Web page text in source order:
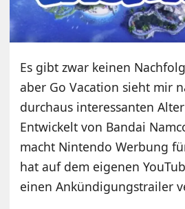
Es gibt zwar keinen
aber Go Vacation sieht mir
durchaus interessanten
Entwickelt von Bandai
macht Nintendo Werbung
hat auf dem eigenen
einen Ankündigungstrailer